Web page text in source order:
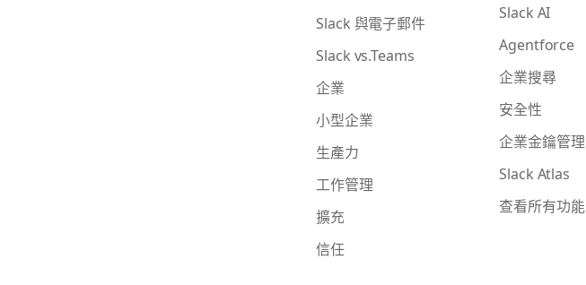
Slack 與電子郵件
Slack vs.Teams
企業
小型企業
生產力
工作管理
擴充
信任
Slack AI
Agentforce
企業搜尋
安全性
企業金鑰管理
Slack Atlas
查看所有功能